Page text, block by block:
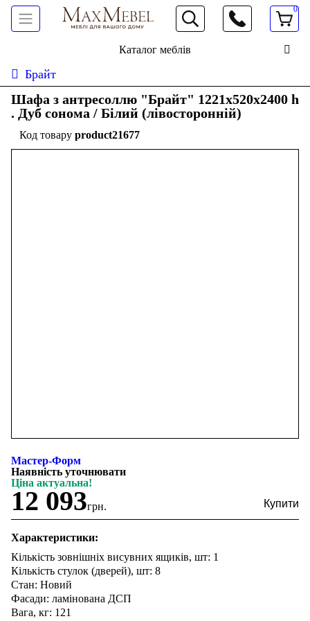
066 472 19 61
0
Каталог меблів
Брайт
Шафа з антресоллю "Брайт" 1221х520х2400 h
. Дуб сонома / Білий (лівосторонній)
product21677
Мастер-Форм
Наявність уточнювати
Ціна актуальна!
12 093грн.
Характеристики:
Кількість зовнішніх висувних ящиків, шт: 1
Кількість стулок (дверей), шт: 8
Стан: Новий
Фасади: ламінована ДСП
Вага, кг: 121